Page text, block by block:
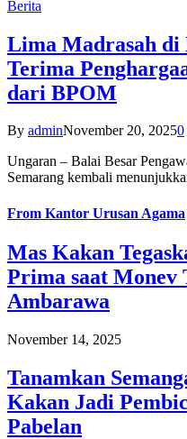
Berita
Lima Madrasah di
Terima
dari BPOM
By adminNovember 20, 20250
Ungaran – Balai Besar
Semarang kembali
From Kantor Urusan Agama
Mas Kakan
Prima saat Monev
Ambarawa
November 14, 2025
Tanamkan
Kakan Jadi
Pabelan